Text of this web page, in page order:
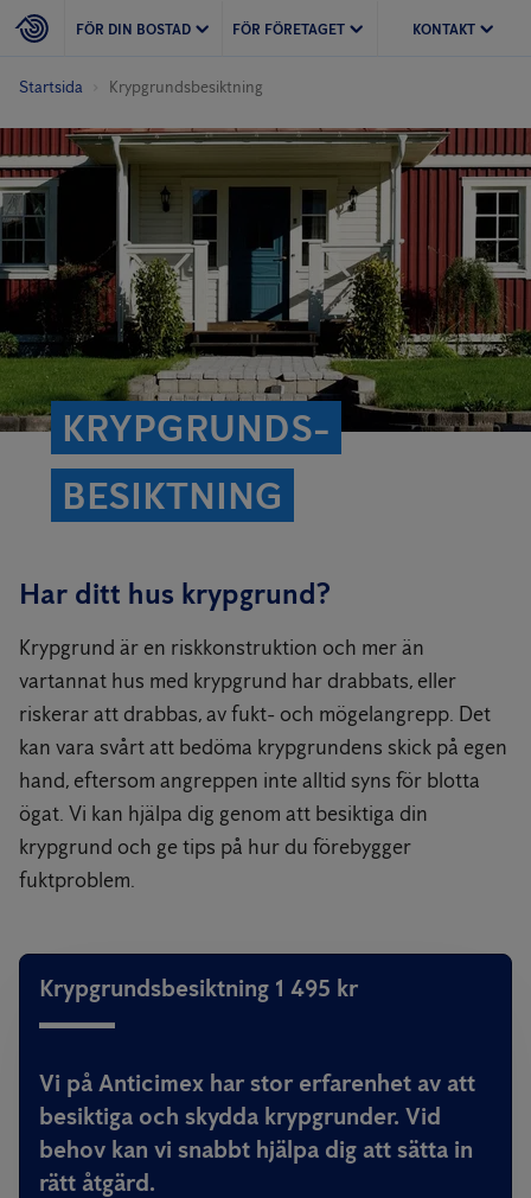
FÖR DIN BOSTAD FÖR FÖRETAGET KONTAKT
Startsida Krypgrunds­besiktning
KRYPGRUNDS­
BESIKTNING
Har ditt hus krypgrund?
Krypgrund är en riskkonstruktion och mer än
vartannat hus med krypgrund har drabbats, eller
riskerar att drabbas, av fukt- och mögelangrepp. Det
kan vara svårt att bedöma krypgrundens skick på egen
hand, eftersom angreppen inte alltid syns för blotta
ögat. Vi kan hjälpa dig genom att besiktiga din
krypgrund och ge tips på hur du förebygger
fuktproblem.
Krypgrundsbesiktning 1 495 kr
Vi på Anticimex har stor erfarenhet av att
besiktiga och skydda krypgrunder. Vid
behov kan vi snabbt hjälpa dig att sätta in
rätt åtgärd.